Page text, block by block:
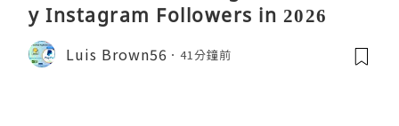
y Instagram Followers in 2026
Luis Brown56 41分鐘前